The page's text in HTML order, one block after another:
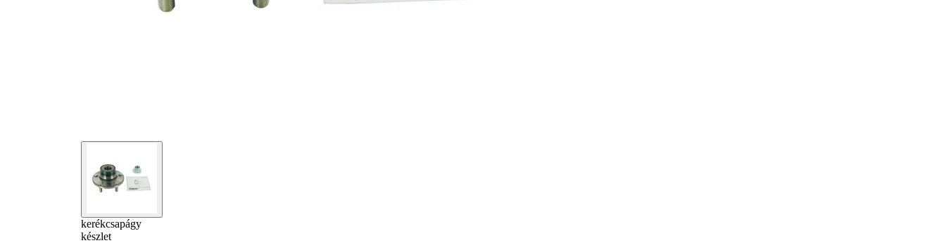
kerékcsapágy
készlet